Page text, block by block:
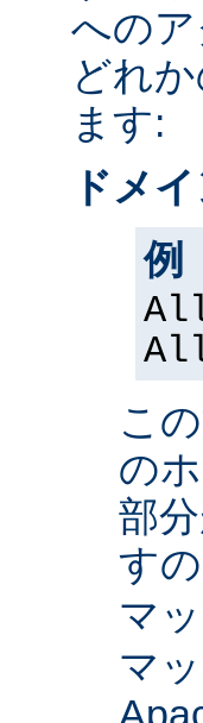
への
どれ
ます:
ドメ
例
こ
の
部
す
マ
マ